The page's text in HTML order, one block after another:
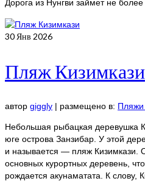
Дорога из Нунгви займет не
30Янв 2026
Пляж Кизимкази
автор giggly | размещено в: Пляжи
Небольшая рыбацкая деревушка
юге острова Занзибар. У этой
и называется — пляж Кизимкази.
основных курортных деревень,
рождается акунаматата. К слову,